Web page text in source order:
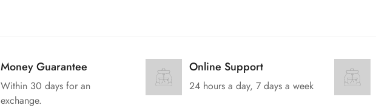
Money Guarantee
Within 30 days for an
exchange.
Online Support
24 hours a day, 7 days a week